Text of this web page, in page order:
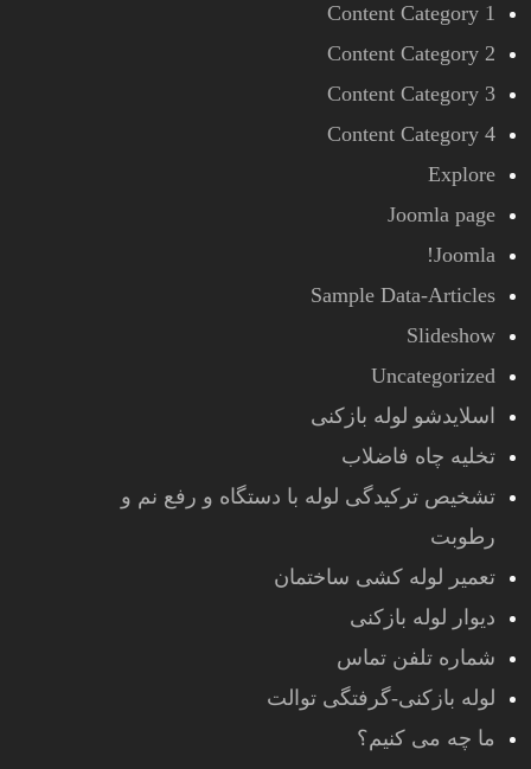
Content Category 1
Content Category 2
Content Category 3
Content Category 4
Explore
Joomla page
Joomla!
Sample Data-Articles
Slideshow
Uncategorized
اسلایدشو لوله بازکنی
تخلیه چاه فاضلاب
تشخیص ترکیدگی لوله با دستگاه و رفع نم و
رطوبت
تعمیر لوله کشی ساختمان
دیوار لوله بازکنی
شماره تلفن تماس
لوله بازکنی-گرفتگی توالت
ما چه می کنیم؟